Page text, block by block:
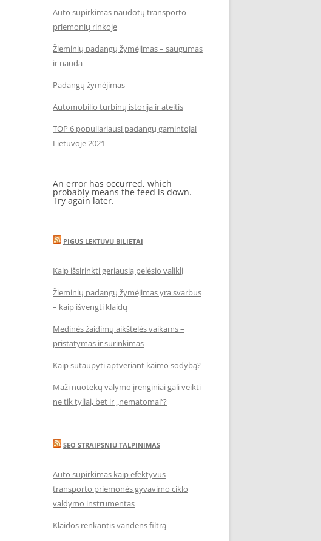
Auto supirkimas naudotų transporto
priemonių rinkoje
Žieminių padangų žymėjimas – saugumas
ir nauda
Padangų žymėjimas
Automobilio turbinų istorija ir ateitis
TOP 6 populiariausi padangų gamintojai
Lietuvoje 2021
An error has occurred, which
probably means the feed is down.
Try again later.
PIGUS LEKTUVU BILIETAI
Kaip išsirinkti geriausią pelėsio valiklį
Žieminių padangų žymėjimas yra svarbus
– kaip išvengti klaidų
Medinės žaidimų aikštelės vaikams –
pristatymas ir surinkimas
Kaip sutaupyti aptveriant kaimo sodybą?
Maži nuotekų valymo įrenginiai gali veikti
ne tik tyliai, bet ir „nematomai‘‘?
SEO STRAIPSNIU TALPINIMAS
Auto supirkimas kaip efektyvus
transporto priemonės gyvavimo ciklo
valdymo instrumentas
Klaidos renkantis vandens filtrą